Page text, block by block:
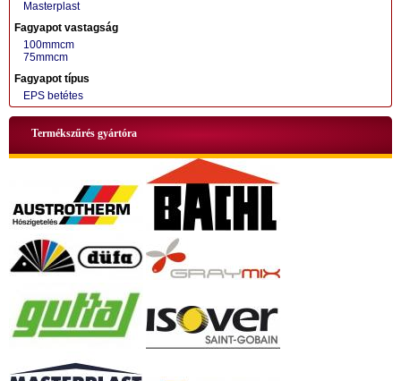
+36 70 424 0199
Masterplast
Fagyapot vastagság
100mmcm
75mmcm
Fagyapot típus
EPS betétes
Termékszűrés gyártóra